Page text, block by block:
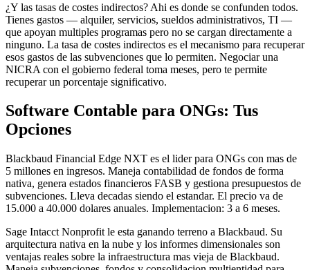
¿Y las tasas de costes indirectos? Ahi es donde se confunden todos.
Tienes gastos — alquiler, servicios, sueldos administrativos, TI —
que apoyan multiples programas pero no se cargan directamente a
ninguno. La tasa de costes indirectos es el mecanismo para recuperar
esos gastos de las subvenciones que lo permiten. Negociar una
NICRA con el gobierno federal toma meses, pero te permite
recuperar un porcentaje significativo.
Software Contable para ONGs: Tus
Opciones
Blackbaud Financial Edge NXT es el lider para ONGs con mas de
5 millones en ingresos. Maneja contabilidad de fondos de forma
nativa, genera estados financieros FASB y gestiona presupuestos de
subvenciones. Lleva decadas siendo el estandar. El precio va de
15.000 a 40.000 dolares anuales. Implementacion: 3 a 6 meses.
Sage Intacct Nonprofit le esta ganando terreno a Blackbaud. Su
arquitectura nativa en la nube y los informes dimensionales son
ventajas reales sobre la infraestructura mas vieja de Blackbaud.